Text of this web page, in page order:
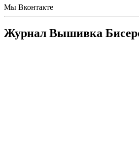
Мы Вконтакте
Журнал Вышивка